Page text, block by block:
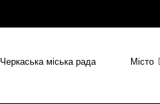
Черкаська міська рада Місто